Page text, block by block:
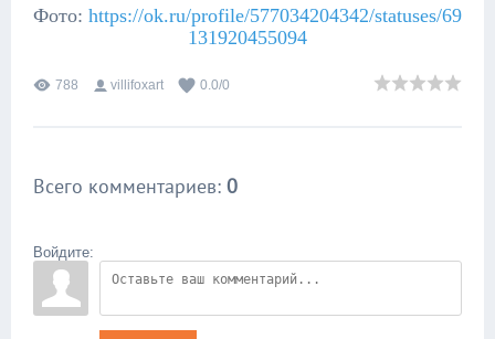
Фото: https://ok.ru/profile/577034204342/statuses/69
131920455094
788 villifoxart 0.0/0
Всего комментариев: 0
Войдите: